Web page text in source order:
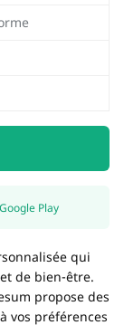
Google Play
qui
de bien-être.
propose des
vos préférences